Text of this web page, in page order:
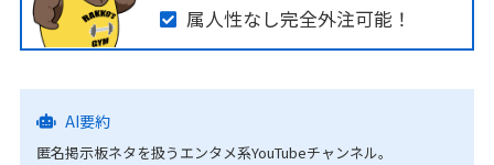
属人性なし完全外注可能！
AI要約
匿名掲示板ネタを扱うエンタメ系YouTubeチャンネル。